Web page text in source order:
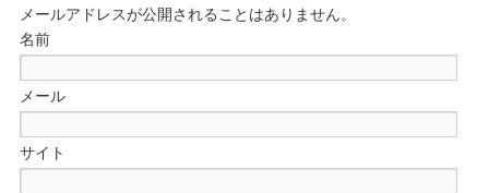
メールアドレスが公開されることはありません。
名前
メール
サイト